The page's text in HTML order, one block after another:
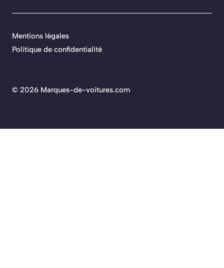
© 2026 Marques-de-voitures.com
.
Mentions légales
Politique de confidentialité